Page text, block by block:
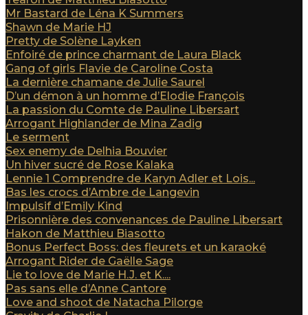
Mr Bastard de Léna K Summers
Shawn de Marie HJ
Pretty de Solène Layken
Enfoiré de prince charmant de Laura Black
Gang of girls Flavie de Caroline Costa
La dernière chamane de Julie Saurel
D’un démon à un homme d’Elodie François
La passion du Comte de Pauline Libersart
Arrogant Highlander de Mina Zadig
Le serment
Sex enemy de Delhia Bouvier
Un hiver sucré de Rose Kalaka
Lennie 1 Comprendre de Karyn Adler et Lois...
Bas les crocs d’Ambre de Langevin
Impulsif d’Emily Kind
Prisonnière des convenances de Pauline Libersart
Hakon de Matthieu Biasotto
Bonus Perfect Boss: des fleurets et un karaoké
Arrogant Rider de Gaëlle Sage
Lie to love de Marie H.J. et K....
Pas sans elle d’Anne Cantore
Love and shoot de Natacha Pilorge